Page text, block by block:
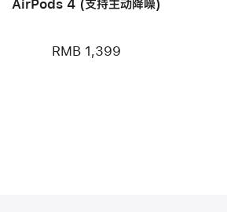
AirPods 4 (支持主动降噪)
RMB 1,399